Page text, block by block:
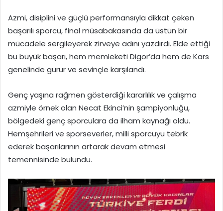
Azmi, disiplini ve güçlü performansıyla dikkat çeken
başarılı sporcu, final müsabakasında da üstün bir
mücadele sergileyerek zirveye adını yazdırdı. Elde ettiği
bu büyük başarı, hem memleketi Digor’da hem de Kars
genelinde gurur ve sevinçle karşılandı.
Genç yaşına rağmen gösterdiği kararlılık ve çalışma
azmiyle örnek olan Necat Ekinci’nin şampiyonluğu,
bölgedeki genç sporculara da ilham kaynağı oldu.
Hemşehrileri ve sporseverler, milli sporcuyu tebrik
ederek başarılarının artarak devam etmesi
temennisinde bulundu.